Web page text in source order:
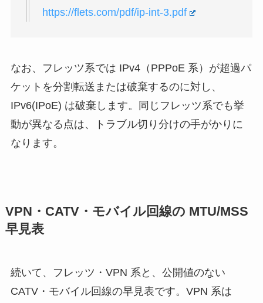
https://flets.com/pdf/ip-int-3.pdf
なお、フレッツ系では IPv4（PPPoE 系）が超過パ
ケットを分割転送または破棄するのに対し、
IPv6(IPoE) は破棄します。同じフレッツ系でも挙
動が異なる点は、トラブル切り分けの手がかりに
なります。
VPN・CATV・モバイル回線の MTU/MSS
早見表
続いて、フレッツ・VPN 系と、公開値のない
CATV・モバイル回線の早見表です。VPN 系は